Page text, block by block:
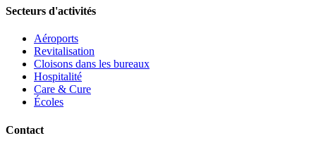
Secteurs d'activités
Aéroports
Revitalisation
Cloisons dans les bureaux
Hospitalité
Care & Cure
Écoles
Contact